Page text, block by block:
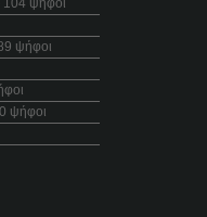
104 ψήφοι
ψήφοι
ψήφοι